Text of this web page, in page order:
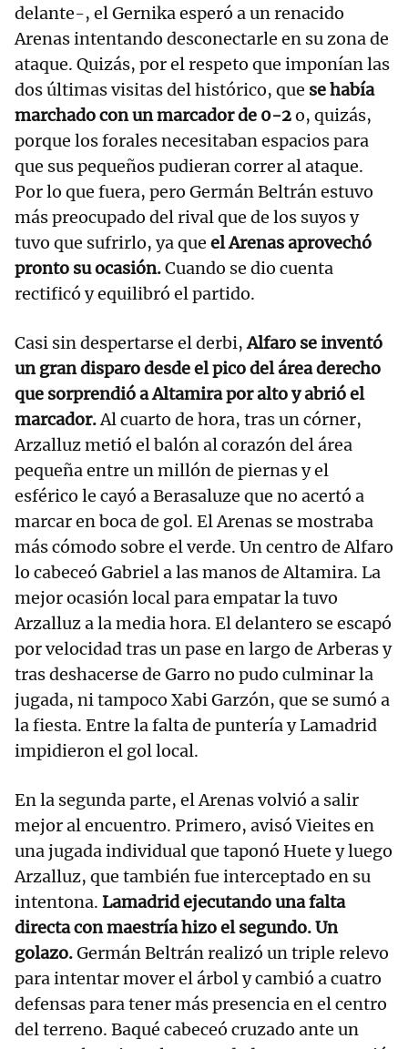
delante-, el Gernika esperó a un renacido
Arenas intentando desconectarle en su zona de
ataque. Quizás, por el respeto que imponían las
dos últimas visitas del histórico, que se había
marchado con un marcador de 0-2o, quizás,
porque los forales necesitaban espacios para
que sus pequeños pudieran correr al ataque.
Por lo que fuera, pero Germán Beltrán estuvo
más preocupado del rival que de los suyos y
tuvo que sufrirlo, ya que el Arenas aprovechó
pronto su ocasión.Cuando se dio cuenta
rectificó y equilibró el partido.
Casi sin despertarse el derbi,Alfaro se inventó
un gran disparo desde el pico del área derecho
que sorprendió a Altamira por alto y abrió el
marcador.Al cuarto de hora, tras un córner,
Arzalluz metió el balón al corazón del área
pequeña entre un millón de piernas y el
esférico le cayó a Berasaluze que no acertó a
marcar en boca de gol. El Arenas se mostraba
más cómodo sobre el verde. Un centro de Alfaro
lo cabeceó Gabriel a las manos de Altamira. La
mejor ocasión local para empatar la tuvo
Arzalluz a la media hora. El delantero se escapó
por velocidad tras un pase en largo de Arberas y
tras deshacerse de Garro no pudo culminar la
jugada, ni tampoco Xabi Garzón, que se sumó a
la fiesta. Entre la falta de puntería y Lamadrid
impidieron el gol local.
En la segunda parte, el Arenas volvió a salir
mejor al encuentro. Primero, avisó Vieites en
una jugada individual que taponó Huete y luego
Arzalluz, que también fue interceptado en su
intentona. Lamadrid ejecutando una falta
directa con maestría hizo el segundo. Un
golazo.Germán Beltrán realizó un triple relevo
para intentar mover el árbol y cambió a cuatro
defensas para tener más presencia en el centro
del terreno. Baqué cabeceó cruzado ante un